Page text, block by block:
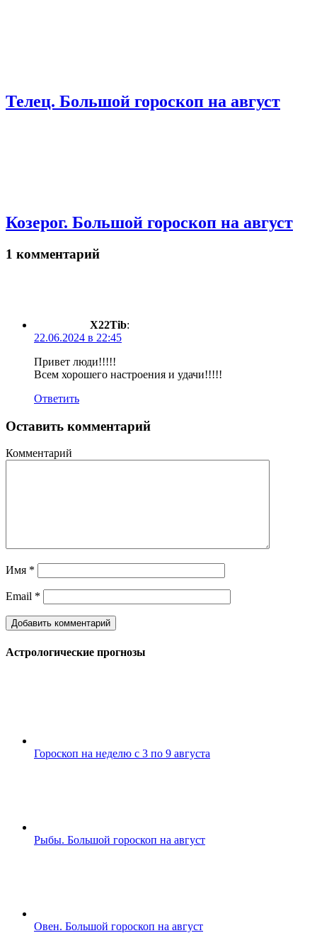
Телец. Большой гороскоп на август
Козерог. Большой гороскоп на август
1 комментарий
X22Tib:
22.06.2024 в 22:45
Привет люди!!!!!
Всем хорошего настроения и удачи!!!!!
Ответить
Оставить комментарий
Комментарий
Имя *
Email *
Астрологические прогнозы
Гороскоп на неделю с 3 по 9 августа
Рыбы. Большой гороскоп на август
Овен. Большой гороскоп на август